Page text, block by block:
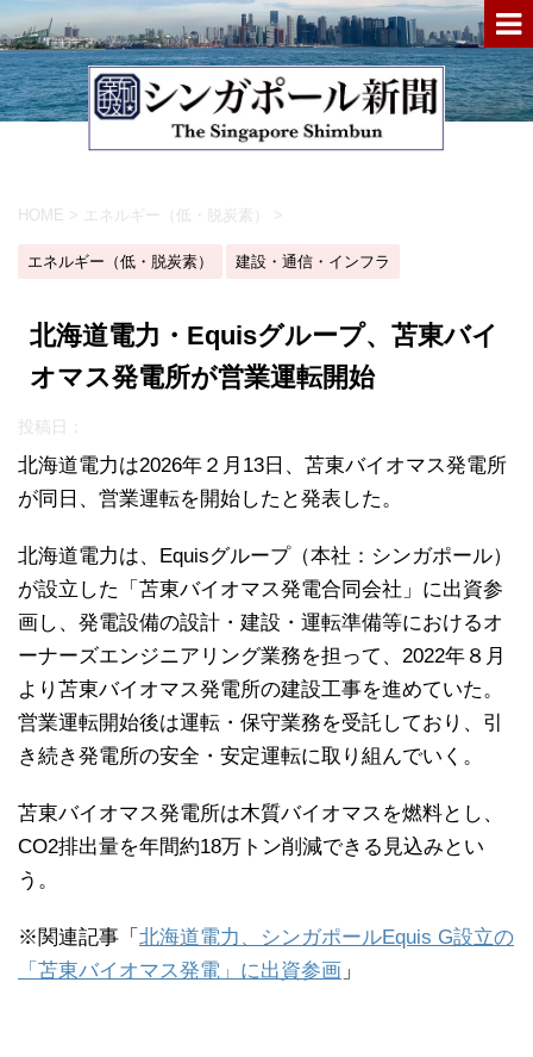
HOME > エネルギー（低・脱炭素） >
エネルギー（低・脱炭素） 建設・通信・インフラ
北海道電力・Equisグループ、苫東バイ
オマス発電所が営業運転開始
投稿日：
北海道電力は2026年２月13日、苫東バイオマス発電所
が同日、営業運転を開始したと発表した。
北海道電力は、Equisグループ（本社：シンガポール）
が設立した「苫東バイオマス発電合同会社」に出資参
画し、発電設備の設計・建設・運転準備等におけるオ
ーナーズエンジニアリング業務を担って、2022年８月
より苫東バイオマス発電所の建設工事を進めていた。
営業運転開始後は運転・保守業務を受託しており、引
き続き発電所の安全・安定運転に取り組んでいく。
苫東バイオマス発電所は木質バイオマスを燃料とし、
CO2排出量を年間約18万トン削減できる見込みとい
う。
※関連記事「 北海道電力、シンガポールEquis G設立の
「苫東バイオマス発電」に出資参画 」